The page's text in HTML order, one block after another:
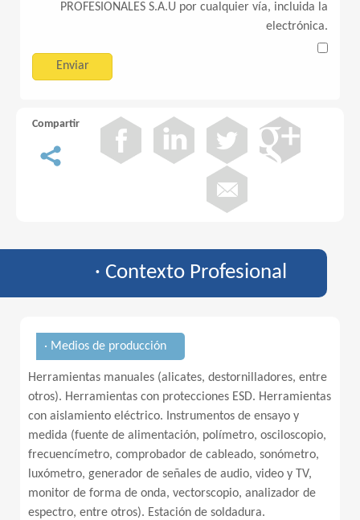
PROFESIONALES S.A.U por cualquier vía, incluida la
electrónica.
Compartir
· Contexto Profesional
· Medios de producción
Herramientas manuales (alicates, destornilladores, entre
otros). Herramientas con protecciones ESD. Herramientas
con aislamiento eléctrico. Instrumentos de ensayo y
medida (fuente de alimentación, polímetro, osciloscopio,
frecuencímetro, comprobador de cableado, sonómetro,
luxómetro, generador de señales de audio, video y TV,
monitor de forma de onda, vectorscopio, analizador de
espectro, entre otros). Estación de soldadura.